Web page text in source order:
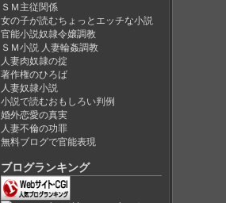
ＳＭ主従関係
女の子が読むちょっとエッチな小説
官能小説奴隷令嬢調教
ＳＭ小説 人妻輪姦調教
人妻肉奴隷の掟
著作権のひろば
人妻奴隷小説
小説で読むおもしろい判例
婚外恋愛の真実
人妻不倫の功罪
無料ブログで官能表現
ブログランキング